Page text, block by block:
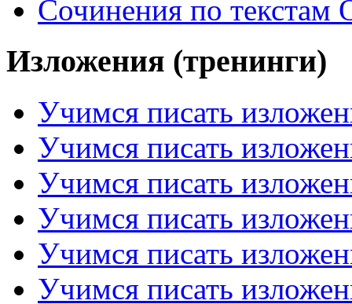
Сочинения по текстам
Изложения (тренинги)
Учимся писать
Учимся писать
Учимся писать
Учимся писать
Учимся писать
Учимся писать